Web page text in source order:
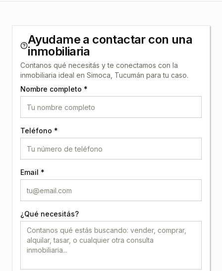
Ayudame a contactar con una
inmobiliaria
Contanos qué necesitás y te conectamos con la
inmobiliaria ideal en Simoca, Tucumán para tu caso.
Nombre completo *
Teléfono *
Email *
¿Qué necesitás?